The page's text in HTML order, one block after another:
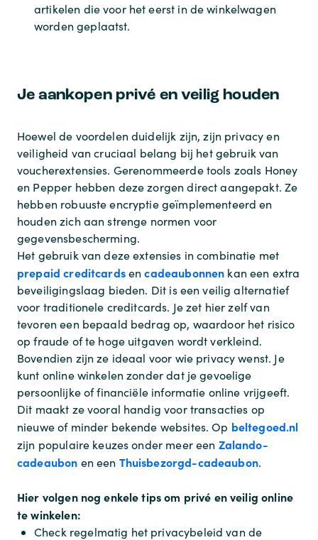
artikelen die voor het eerst in de winkelwagen
worden geplaatst.
Je aankopen privé en veilig houden
Hoewel de voordelen duidelijk zijn, zijn privacy en
veiligheid van cruciaal belang bij het gebruik van
voucherextensies. Gerenommeerde tools zoals Honey
en Pepper hebben deze zorgen direct aangepakt. Ze
hebben robuuste encryptie geïmplementeerd en
houden zich aan strenge normen voor
gegevensbescherming.
Het gebruik van deze extensies in combinatie met
prepaid creditcardsencadeaubonnen kan een extra
beveiligingslaag bieden. Dit is een veilig alternatief
voor traditionele creditcards. Je zet hier zelf van
tevoren een bepaald bedrag op, waardoor het risico
op fraude of te hoge uitgaven wordt verkleind.
Bovendien zijn ze ideaal voor wie privacy wenst. Je
kunt online winkelen zonder dat je gevoelige
persoonlijke of financiële informatie online vrijgeeft.
Dit maakt ze vooral handig voor transacties op
nieuwe of minder bekende websites. Op beltegoed.nl
zijn populaire keuzes onder meer een Zalando-
cadeaubon en een Thuisbezorgd-cadeaubon.
Hier volgen nog enkele tips om privé en veilig online
te winkelen:
Check regelmatig het privacybeleid van de